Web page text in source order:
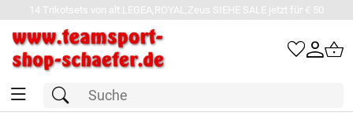
14 Trikotsets von alt.LEGEA,ROYAL,Zeus SIEHE SALE jetzt für € 50